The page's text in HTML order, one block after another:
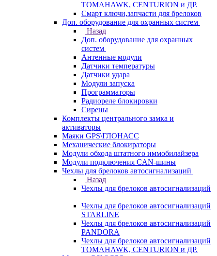
TOMAHAWK, CENTURION и ДР.
Смарт ключи,запчасти для брелоков
Доп. оборудование для охранных систем
Назад
Доп. оборудование для охранных
систем
Антенные модули
Датчики температуры
Датчики удара
Модули запуска
Программаторы
Радиореле блокировки
Сирены
Комплекты центрального замка и
активаторы
Маяки GPS\ГЛОНАСС
Механические блокираторы
Модули обхода штатного иммобилайзера
Модули подключения CAN-шины
Чехлы для брелоков автосигнализаций
Назад
Чехлы для брелоков автосигнализаций
Чехлы для брелоков автосигнализаций
STARLINE
Чехлы для брелоков автосигнализаций
PANDORA
Чехлы для брелоков автосигнализаций
TOMAHAWK, CENTURION и ДР.